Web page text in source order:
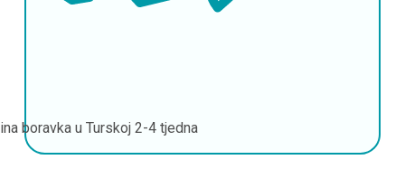
boravka u Turskoj 2-4 tjedna